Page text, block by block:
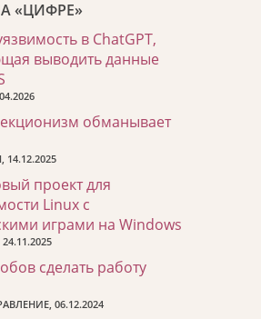
«ЦИФРЕ»
в ChatGPT,
выводить данные
обманывает
проект для
Linux с
играми на Windows
сделать работу
06.12.2024